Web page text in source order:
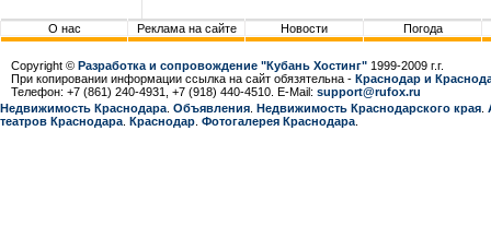
О нас Реклама на сайте Новости Погода
Copyright © Разработка и сопровождение "Кубань Хостинг" 1999-2009 г.г.
При копировании информации ссылка на сайт обязятельна - Краснодар и
Телефон: +7 (861) 240-4931, +7 (918) 440-4510. E-Mail: support@rufox.ru
Недвижимость Краснодара Объявления Недвижимость Краснодарcкого края
театров Краснодара Краснодар Фотогалерея Краснодара